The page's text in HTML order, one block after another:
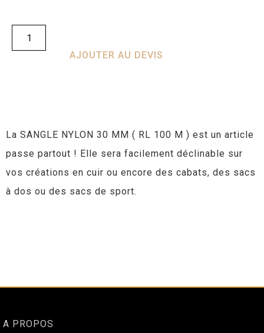
AJOUTER AU DEVIS
La SANGLE NYLON 30 MM ( RL 100 M ) est un article
passe partout ! Elle sera facilement déclinable sur
vos créations en cuir ou encore des cabats, des sacs
à dos ou des sacs de sport.
A PROPOS